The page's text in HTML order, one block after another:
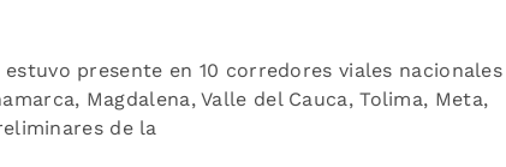
presente en 10 corredores viales nacionales
Magdalena, Valle del Cauca, Tolima, Meta,
de la